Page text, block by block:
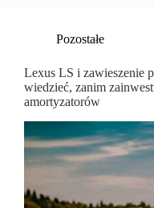
Pozostałe
Lexus LS i zawieszenie
wiedzieć, zanim
amortyzatorów